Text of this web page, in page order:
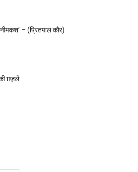
नीमकश’ – (प्रितपाल कौर)
ग़ज़लें